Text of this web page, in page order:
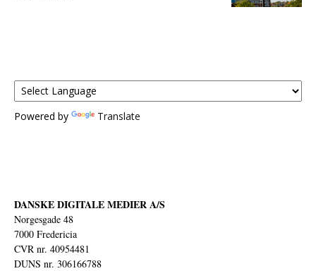
Powered by Translate
DANSKE DIGITALE MEDIER A/S
Norgesgade 48
7000 Fredericia
CVR nr. 40954481
DUNS nr. 306166788